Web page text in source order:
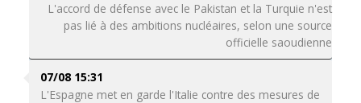
L'accord de défense avec le Pakistan et la Turquie n'est
pas lié à des ambitions nucléaires, selon une source
officielle saoudienne
07/08 15:31
L'Espagne met en garde l'Italie contre des mesures de